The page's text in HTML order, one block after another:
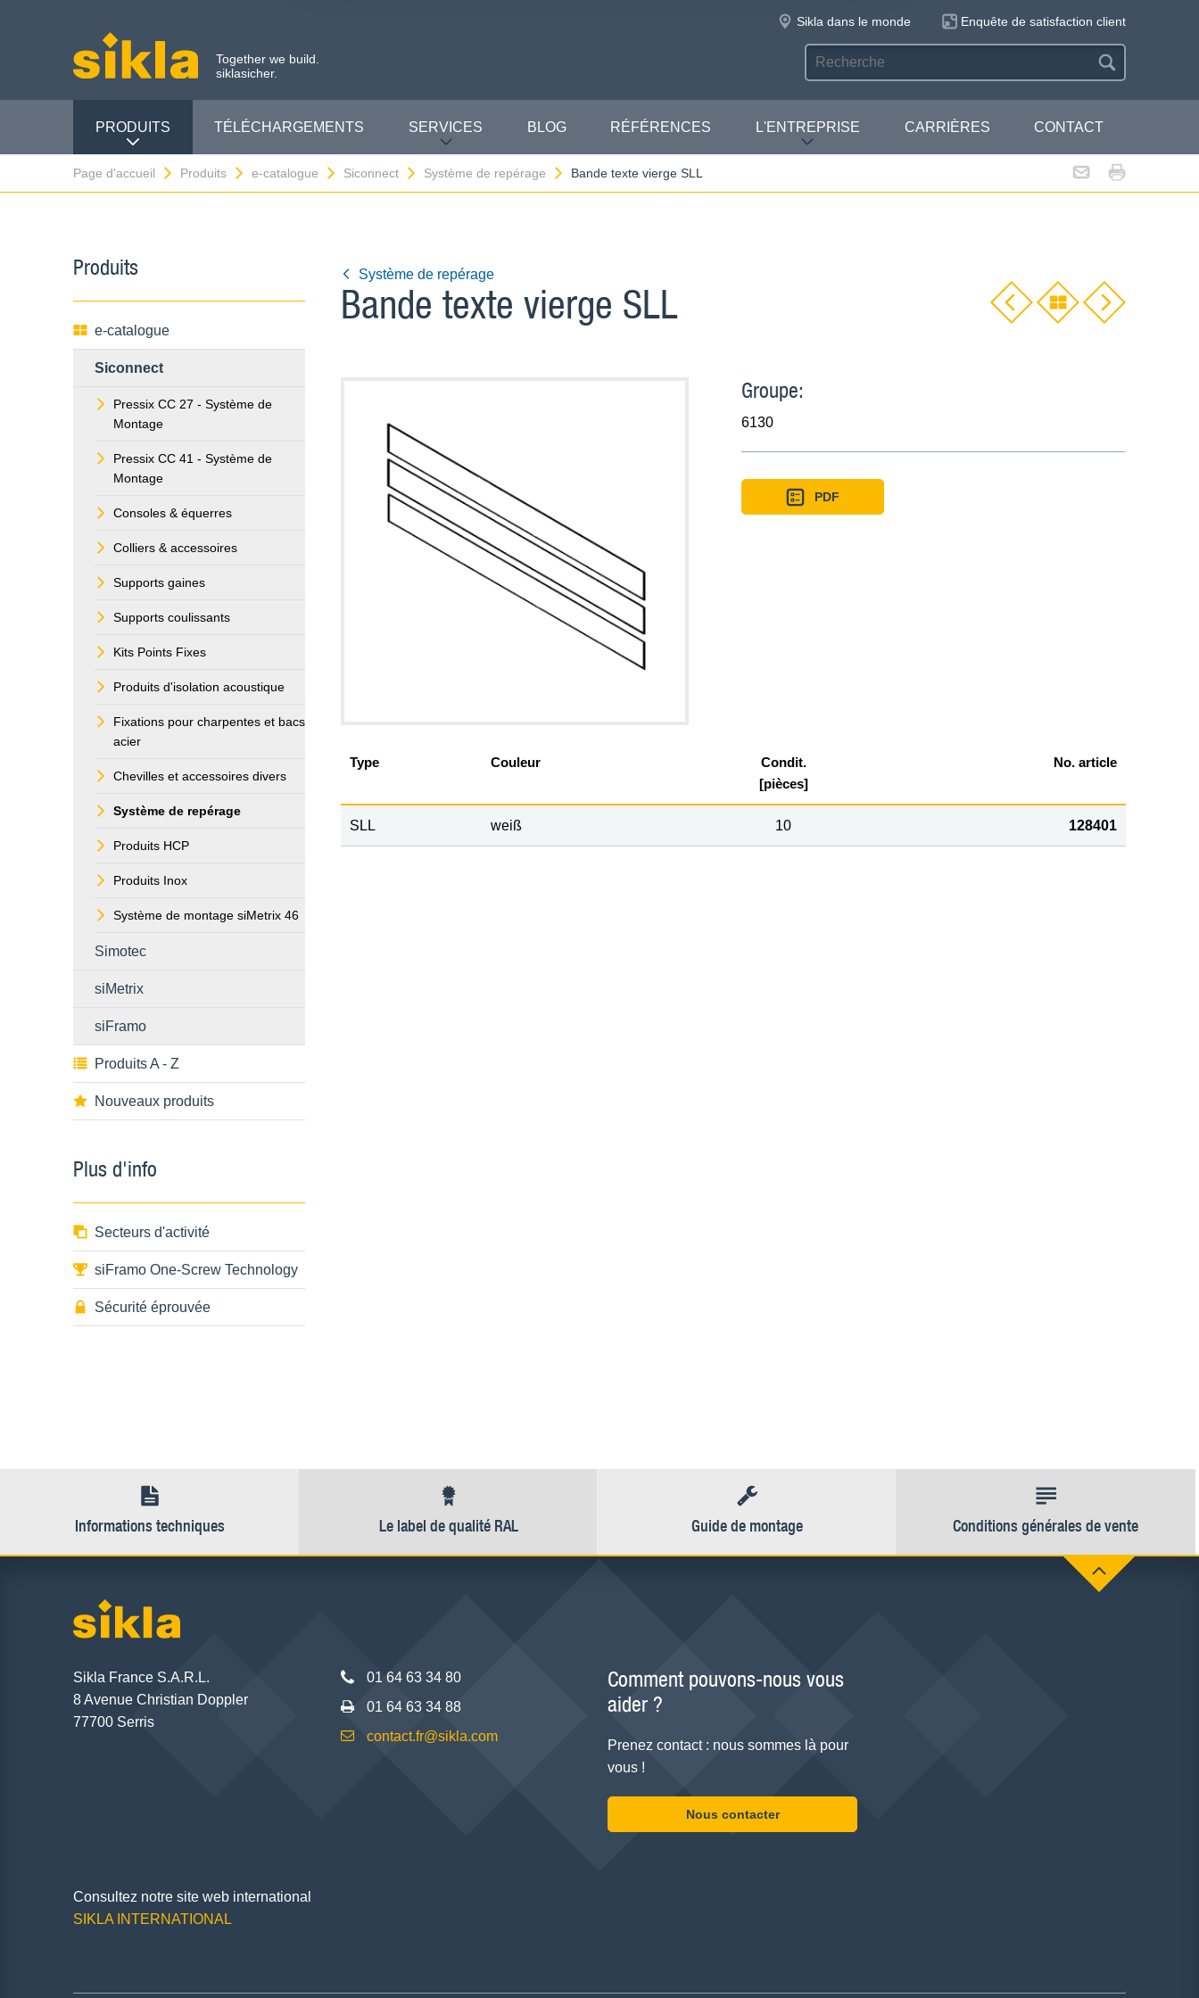
Together we build.
siklasicher.
Sikla dans le monde Enquête de satisfaction client
PRODUITS TÉLÉCHARGEMENTS SERVICES BLOG RÉFÉRENCES L'ENTREPRISE CARRIÈRES CONTACT
Page d'accueil Produits e-catalogue Siconnect Système de repérage Bande texte vierge SLL
Produits
e-catalogue
Siconnect
Pressix CC 27 - Système de
Montage
Pressix CC 41 - Système de
Montage
Consoles & équerres
Colliers & accessoires
Supports gaines
Supports coulissants
Kits Points Fixes
Produits d'isolation acoustique
Fixations pour charpentes et bacs
acier
Chevilles et accessoires divers
Système de repérage
Produits HCP
Produits Inox
Système de montage siMetrix 46
Simotec
siMetrix
siFramo
Produits A - Z
Nouveaux produits
Plus d'info
Secteurs d'activité
siFramo One-Screw Technology
Sécurité éprouvée
Système de repérage
Bande texte vierge SLL
Groupe:
6130
PDF
Type Couleur
Condit.
[pièces]
No. article
SLL weiß 10 128401
Informations techniques Le label de qualité RAL Guide de montage Conditions générales de vente
Sikla France S.A.R.L.
8 Avenue Christian Doppler
77700 Serris
01 64 63 34 80
01 64 63 34 88
contact.fr@sikla.com
Comment pouvons-nous vous
aider ?
Prenez contact : nous sommes là pour
vous !
Nous contacter
Consultez notre site web international
SIKLA INTERNATIONAL